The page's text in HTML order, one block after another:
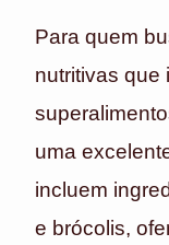
Para quem
nutritivas que
uma
incluem
e brócolis,